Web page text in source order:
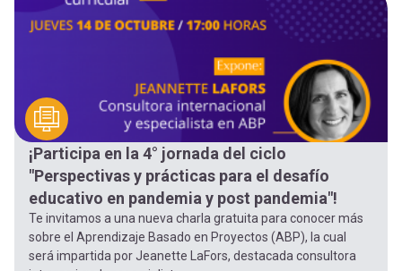
¡Participa en la 4° jornada del ciclo
"Perspectivas y prácticas para el desafío
educativo en pandemia y post pandemia"!
Te invitamos a una nueva charla gratuita para conocer más
sobre el Aprendizaje Basado en Proyectos (ABP), la cual
será impartida por Jeanette LaFors, destacada consultora